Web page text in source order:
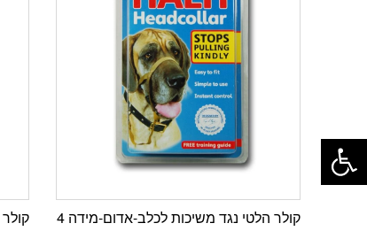
קולר הלטי נגד משיכות לכלב-אדום-מידה 4
פתח סרגל נגישות